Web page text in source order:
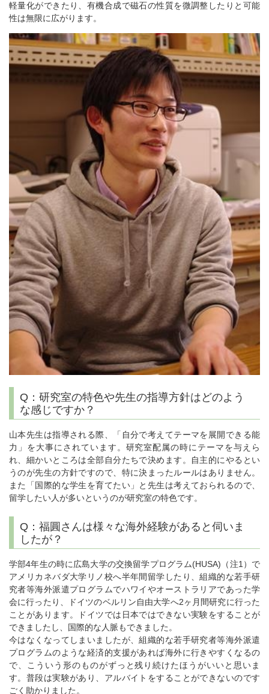
軽量化ができたり、有機合成で磁石の性質を微調整したりと可能
性は無限に広がります。
Q：研究室の特色や先生の指導方針はどのよう
な感じですか？
山本先生は指導される際、「自分で考えてテーマを展開できる能
力」を大事にされています。研究室配属の時にテーマを与えら
れ、細かいところは全部自分たちで決めます。自主的にやるとい
うのが先生の方針ですので、特に決まったルールはありません。
また「国際的な学生を育てたい」と先生は考えておられるので、
留学したい人が多いというのが研究室の特色です。
Q：福圓さんは様々な海外経験があると伺いま
したが？
学部4年生の時に広島大学の交換留学プログラム(HUSA)（注1）で
アメリカネバダ大学リノ校へ半年間留学したり、組織的な若手研
究者等海外派遣プログラムでハワイやオーストラリアであった学
会に行ったり、ドイツのベルリン自由大学へ2ヶ月間研究に行った
ことがあります。ドイツでは日本ではできない実験をすることが
できましたし、国際的な人脈もできました。
今はなくなってしまいましたが、組織的な若手研究者等海外派遣
プログラムのような経済的支援があれば海外に行きやすくなるの
で、こういう形のものがずっと残り続けたほうがいいと思いま
す。普段は実験があり、アルバイトをすることができないのです
ごく助かりました。